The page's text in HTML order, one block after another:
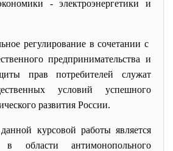
- электроэнергетики и
регулирование в сочетании с
предпринимательства и
прав потребителей служат
условий успешного
развития России.
курсовой работы является
в области антимонопольного